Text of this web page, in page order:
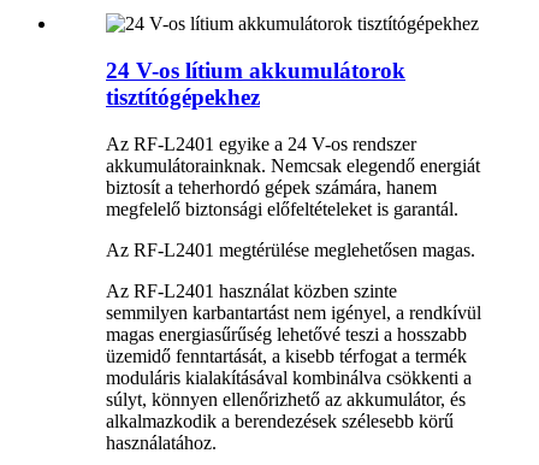
24 V-os lítium akkumulátorok
tisztítógépekhez
Az RF-L2401 egyike a 24 V-os rendszer
akkumulátorainknak. Nemcsak elegendő energiát
biztosít a teherhordó gépek számára, hanem
megfelelő biztonsági előfeltételeket is garantál.
Az RF-L2401 megtérülése meglehetősen magas.
Az RF-L2401 használat közben szinte
semmilyen karbantartást nem igényel, a rendkívül
magas energiasűrűség lehetővé teszi a hosszabb
üzemidő fenntartását, a kisebb térfogat a termék
moduláris kialakításával kombinálva csökkenti a
súlyt, könnyen ellenőrizhető az akkumulátor, és
alkalmazkodik a berendezések szélesebb körű
használatához.